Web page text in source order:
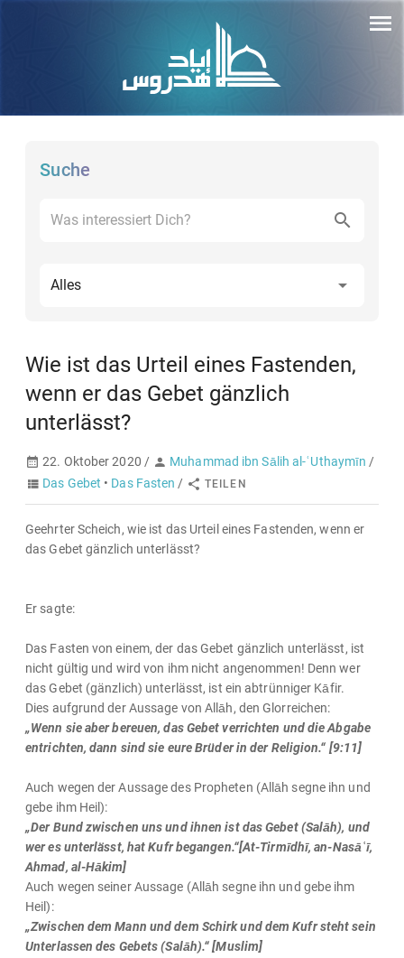
Suche
Alles
Wie ist das Urteil eines Fastenden,
wenn er das Gebet gänzlich
unterlässt?
22. Oktober 2020 / Muhammad ibn Sālih al-ʿUthaymīn /
Das Gebet • Das Fasten / TEILEN
Geehrter Scheich, wie ist das Urteil eines Fastenden, wenn er
das Gebet gänzlich unterlässt?
Er sagte:
Das Fasten von einem, der das Gebet gänzlich unterlässt, ist
nicht gültig und wird von ihm nicht angenommen! Denn wer
das Gebet (gänzlich) unterlässt, ist ein abtrünniger Kāfir.
Dies aufgrund der Aussage von Allāh, den Glorreichen:
„Wenn sie aber bereuen, das Gebet verrichten und die Abgabe
entrichten, dann sind sie eure Brüder in der Religion.“ [9:11]
Auch wegen der Aussage des Propheten (Allāh segne ihn und
gebe ihm Heil):
„Der Bund zwischen uns und ihnen ist das Gebet (Salāh), und
wer es unterlässt, hat Kufr begangen.“[At-Tirmīdhī, an-Nasāʿī,
Ahmad, al-Hākim]
Auch wegen seiner Aussage (Allāh segne ihn und gebe ihm
Heil):
„Zwischen dem Mann und dem Schirk und dem Kufr steht sein
Unterlassen des Gebets (Salāh).“ [Muslim]